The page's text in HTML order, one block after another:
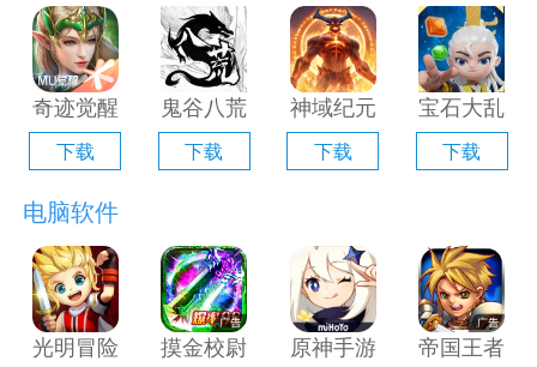
器」
器」
拟器」
拟器」
奇迹觉醒
电脑版
「含模拟
器」
下载
鬼谷八荒
手游电脑
版「含模
下载
神域纪元
电脑版
「含模拟
下载
宝石大乱
斗电脑版
「含模拟
下载
电脑软件
光明冒险
摸金校尉
原神手游
帝国王者